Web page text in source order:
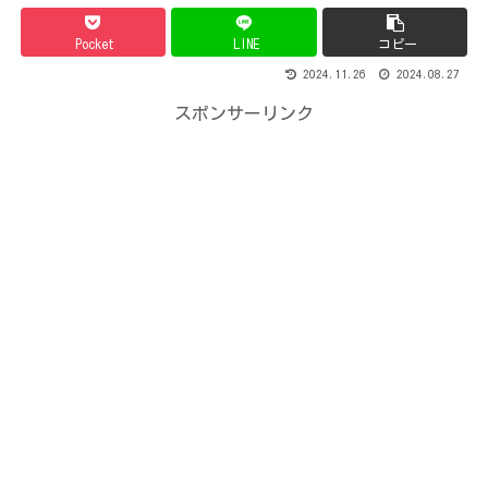
Pocket LINE コピー
2024.11.26 2024.08.27
スポンサーリンク